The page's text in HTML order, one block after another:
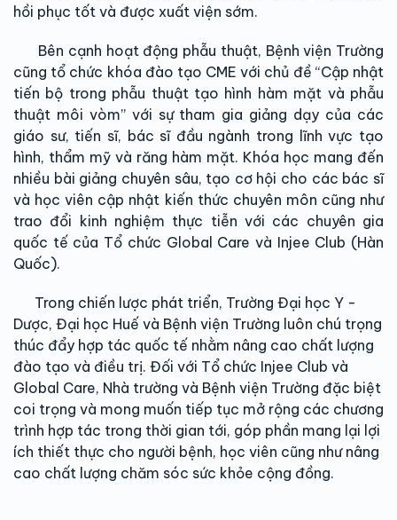
hồi phục tốt và được xuất viện sớm.
Bên cạnh hoạt động phẫu thuật, Bệnh viện Trường
cũng tổ chức khóa đào tạo CME với chủ đề “Cập nhật
tiến bộ trong phẫu thuật tạo hình hàm mặt và phẫu
thuật môi vòm” với sự tham gia giảng dạy của các
giáo sư, tiến sĩ, bác sĩ đầu ngành trong lĩnh vực tạo
hình, thẩm mỹ và răng hàm mặt. Khóa học mang đến
nhiều bài giảng chuyên sâu, tạo cơ hội cho các bác sĩ
và học viên cập nhật kiến thức chuyên môn cũng như
trao đổi kinh nghiệm thực tiễn với các chuyên gia
quốc tế của Tổ chức Global Care và Injee Club (Hàn
Quốc).
Trong chiến lược phát triển, Trường Đại học Y -
Dược, Đại học Huế và Bệnh viện Trường luôn chú trọng
thúc đẩy hợp tác quốc tế nhằm nâng cao chất lượng
đào tạo và điều trị. Đối với Tổ chức Injee Club và
Global Care, Nhà trường và Bệnh viện Trường đặc biệt
coi trọng và mong muốn tiếp tục mở rộng các chương
trình hợp tác trong thời gian tới, góp phần mang lại lợi
ích thiết thực cho người bệnh, học viên cũng như nâng
cao chất lượng chăm sóc sức khỏe cộng đồng.